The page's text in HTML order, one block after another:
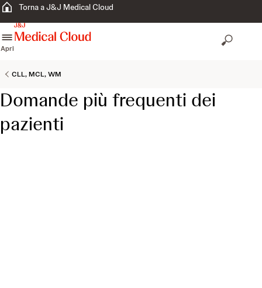
Torna a J&J Medical Cloud
Apri
CLL, MCL, WM
Domande più frequenti dei
pazienti